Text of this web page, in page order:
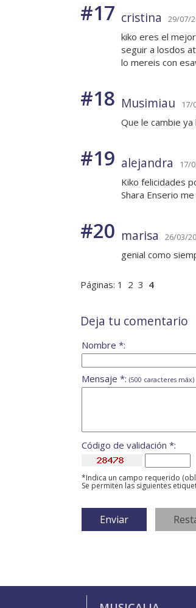
#17 cristina 29/07/
kiko eres el
seguir a losdos
lo mereis con
#18 Musimiau 17/
Que le cambie
#19 alejandra 17/
Kiko felicidades
Shara Enserio
#20 marisa 26/03/
genial como
Páginas: 1 2 3 4
Deja tu comentario
Nombre *:
Mensaje *: (500 caracteres máx)
Código de validación *:
*Indica un campo requerido
Se permiten las siguientes